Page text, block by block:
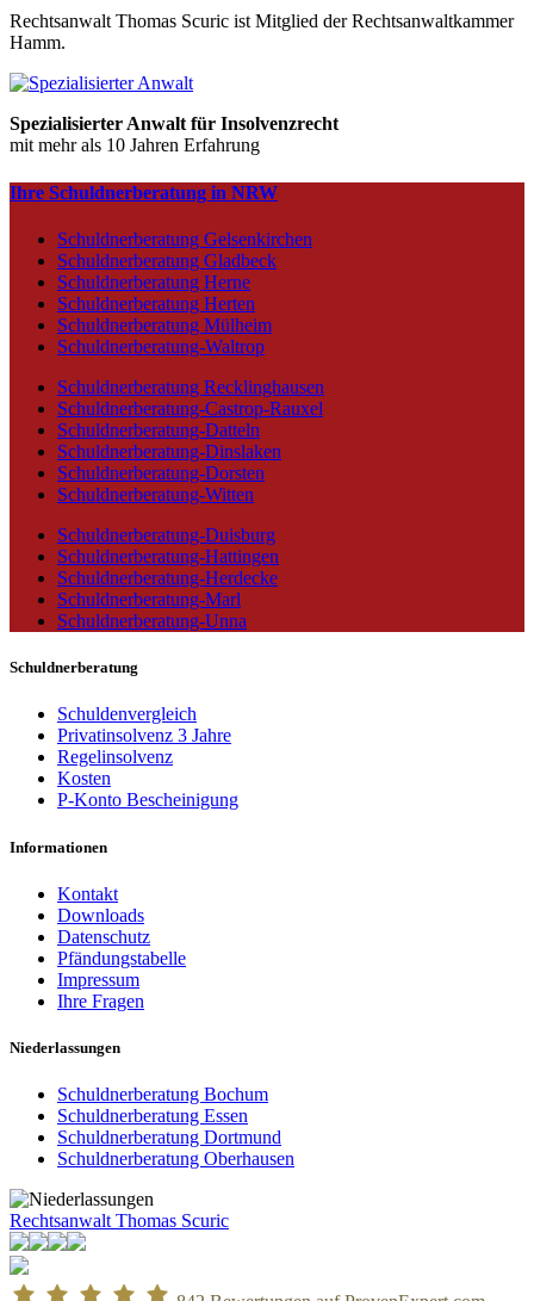
Rechtsanwalt Thomas Scuric ist Mitglied der Rechtsanwaltkammer
Hamm.
Spezialisierter Anwalt für Insolvenzrecht
mit mehr als 10 Jahren Erfahrung
Ihre Schuldnerberatung in NRW
Schuldnerberatung Gelsenkirchen
Schuldnerberatung Gladbeck
Schuldnerberatung Herne
Schuldnerberatung Herten
Schuldnerberatung Mülheim
Schuldnerberatung-Waltrop
Schuldnerberatung Recklinghausen
Schuldnerberatung-Castrop-Rauxel
Schuldnerberatung-Datteln
Schuldnerberatung-Dinslaken
Schuldnerberatung-Dorsten
Schuldnerberatung-Witten
Schuldnerberatung-Duisburg
Schuldnerberatung-Hattingen
Schuldnerberatung-Herdecke
Schuldnerberatung-Marl
Schuldnerberatung-Unna
Schuldnerberatung
Schuldenvergleich
Privatinsolvenz 3 Jahre
Regelinsolvenz
Kosten
P-Konto Bescheinigung
Informationen
Kontakt
Downloads
Datenschutz
Pfändungstabelle
Impressum
Ihre Fragen
Niederlassungen
Schuldnerberatung Bochum
Schuldnerberatung Essen
Schuldnerberatung Dortmund
Schuldnerberatung Oberhausen
Rechtsanwalt Thomas Scuric